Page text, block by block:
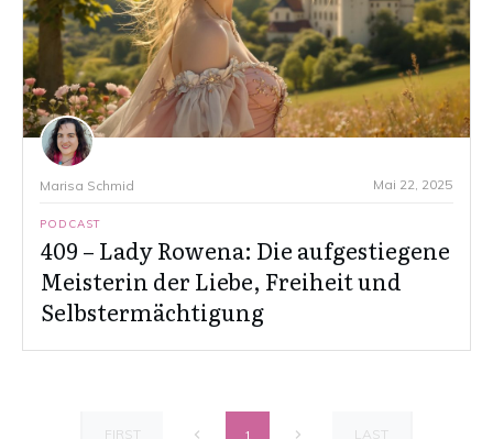
Marisa Schmid Mai 22, 2025
PODCAST
409 – Lady Rowena: Die aufgestiegene
Meisterin der Liebe, Freiheit und
Selbstermächtigung
FIRST 1 LAST